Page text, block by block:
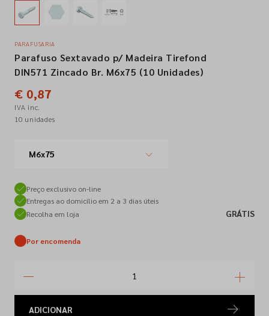
Contactos
Siga-nos nas redes sociais
PARAFUSARIA
Parafuso Sextavado p/ Madeira Tirefond
DIN571 Zincado Br. M6x75 (10 Unidades)
€ 0,87
IVA inc.
10 unidades
M6x75
Preço exclusivo on-line
Entregas ao domicílio em 2 a 3 dias úteis
Recolha em loja
GRÁTIS
Por encomenda
ADICIONAR